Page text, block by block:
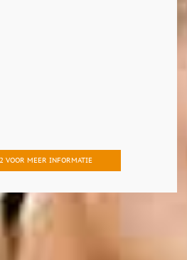
MEER INFORMATIE